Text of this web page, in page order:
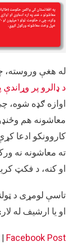
له هغې وروسته،
د ډالرو پر
اوازه ګډه شوه،
معاشونه هم
ته معاشونه نه
او کنه، د فکټ
تاسې لومړی د
او یا ارشیف له
| Facebook Post